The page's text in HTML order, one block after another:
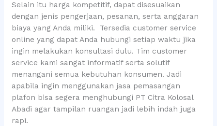
Selain itu harga kompetitif, dapat disesuaikan
dengan jenis pengerjaan, pesanan, serta anggaran
biaya yang Anda miliki. Tersedia customer service
online yang dapat Anda hubungi setiap waktu jika
ingin melakukan konsultasi dulu. Tim customer
service kami sangat informatif serta solutif
menangani semua kebutuhan konsumen. Jadi
apabila ingin menggunakan jasa pemasangan
plafon bisa segera menghubungi PT Citra Kolosal
Abadi agar tampilan ruangan jadi lebih indah juga
rapi.